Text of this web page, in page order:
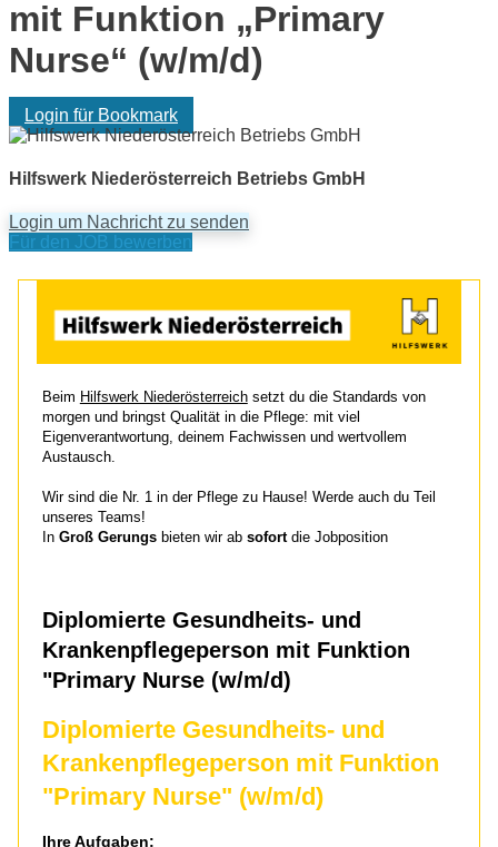
mit Funktion „Primary
Nurse“ (w/m/d)
Login für Bookmark
Hilfswerk Niederösterreich Betriebs GmbH
Login um Nachricht zu senden
Für den JOB bewerben